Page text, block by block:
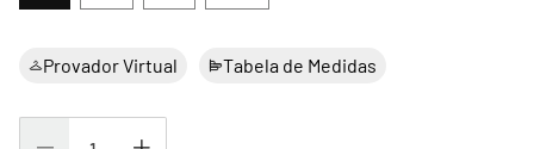
Provador Virtual Tabela de Medidas